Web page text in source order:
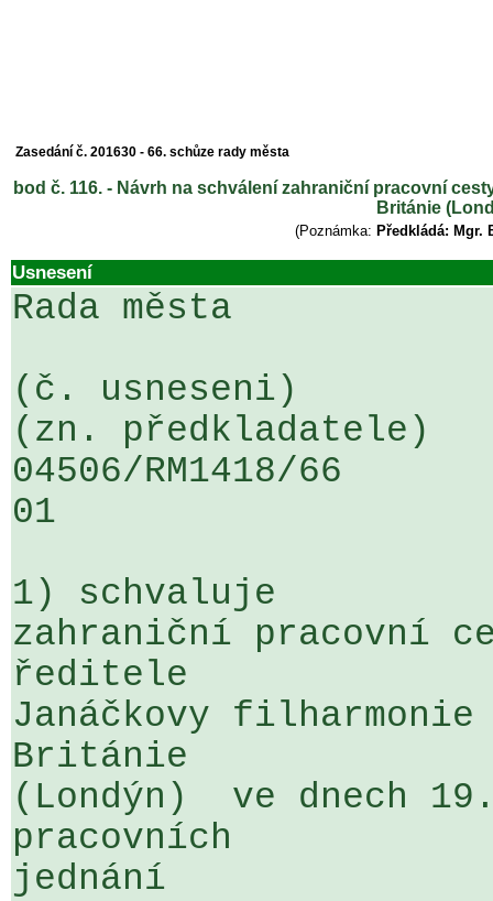
Zasedání č. 201630 - 66. schůze rady města
bod č. 116. - Návrh na schválení zahraniční pracovní
Británie
(Poznámka: Předkládá: Mgr.
Usnesení
Rada města
(č. usneseni)
(zn. předkladatele)
04506/RM1418/
01
1) schvaluje
zahraniční pracovní
ředitele
Janáčkovy
Británie
(Londýn)  ve dnech
pracovních
jednání